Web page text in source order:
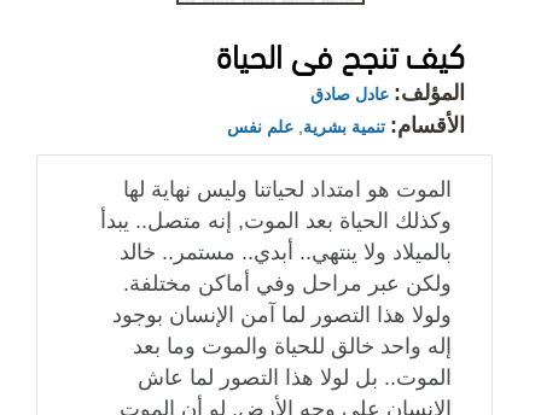
كيف تنجح فى الحياة
المؤلف: عادل صادق
الأقسام: تنمية بشرية علم نفس
الموت هو امتداد لحياتنا وليس نهاية لها
وكذلك الحياة بعد الموت, إنه متصل.. يبدأ
بالميلاد ولا ينتهي.. أبدي.. مستمر.. خالد
ولكن عبر مراحل وفي أماكن مختلفة.
ولولا هذا التصور لما آمن الإنسان بوجود
إله واحد خالق للحياة والموت وما بعد
الموت.. بل لولا هذا التصور لما عاش
الإنسان على وجه الأرض. لو أن الموت